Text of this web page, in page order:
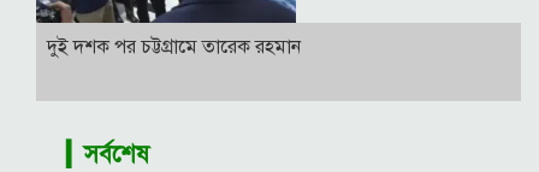
দুই দশক পর চট্টগ্রামে তারেক রহমান
▎সর্বশেষ